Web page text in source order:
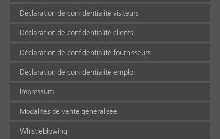
Déclaration de confidentialité visiteurs
Déclaration de confidentialité clients
Déclaration de confidentialité fournisseurs
Déclaration de confidentialité emploi
Impressum
Modalités de vente généralisée
Whistleblowing